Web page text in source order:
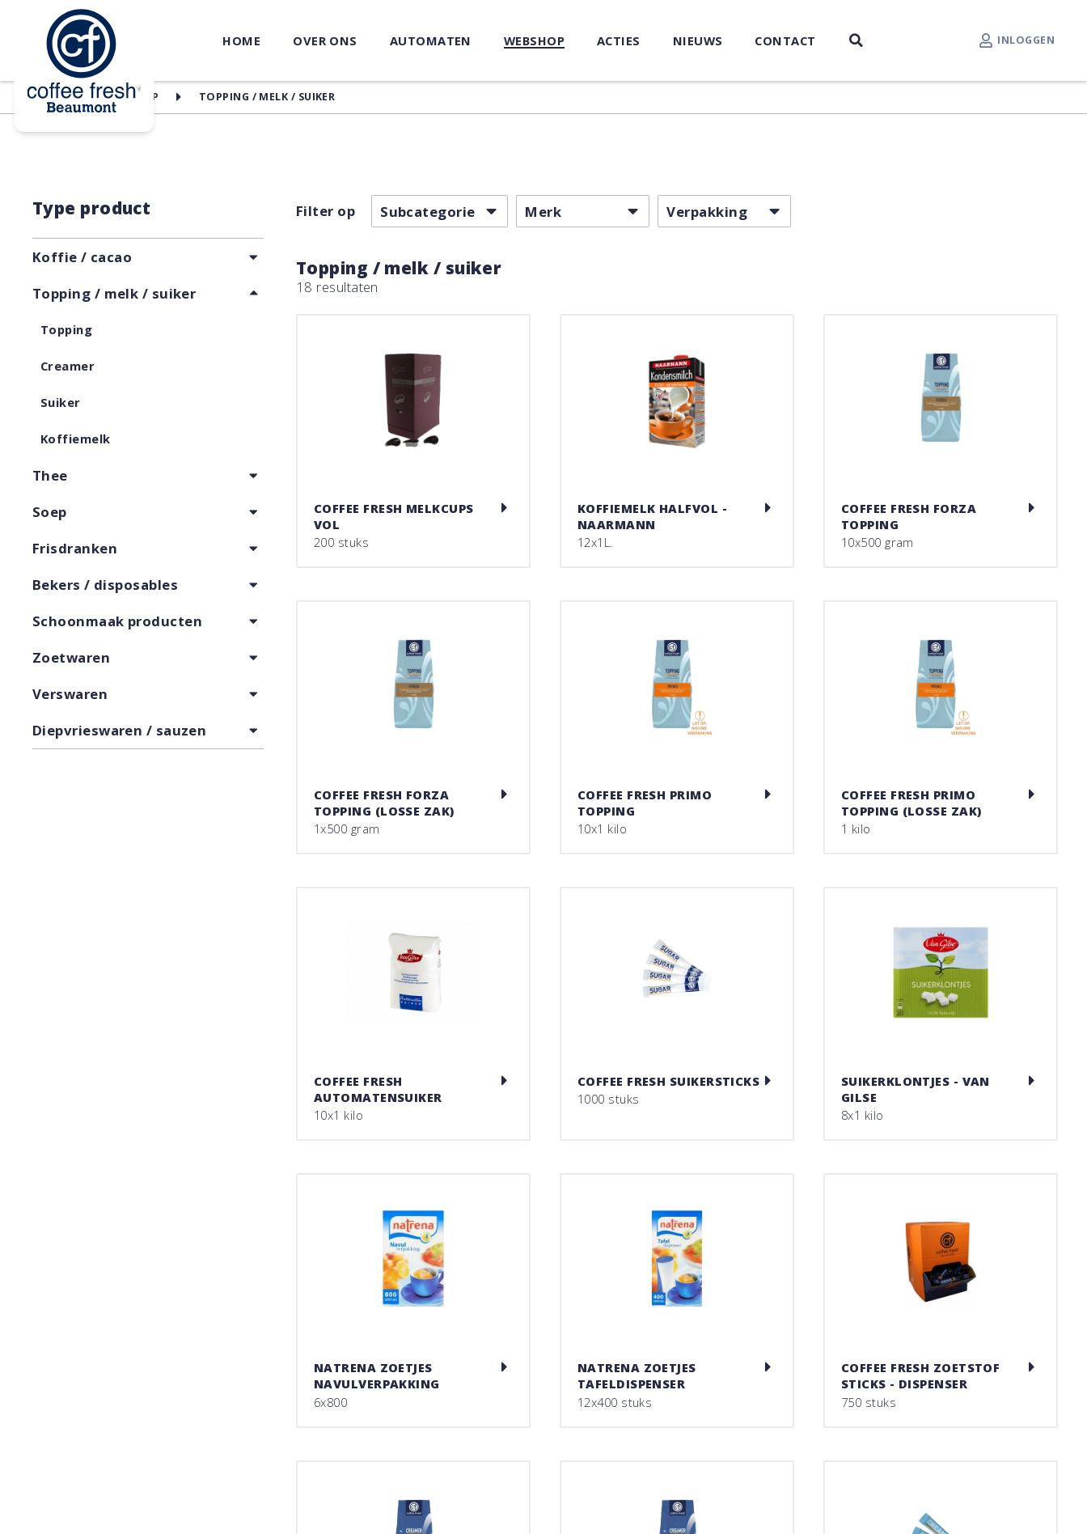
INLOGGEN
HOME OVER ONS AUTOMATEN WEBSHOP ACTIES NIEUWS CONTACT
HOME WEBSHOP TOPPING / MELK / SUIKER
Type product
Koffie / cacao
Topping / melk / suiker
Topping
Creamer
Suiker
Koffiemelk
Thee
Soep
Frisdranken
Bekers / disposables
Schoonmaak producten
Zoetwaren
Verswaren
Diepvrieswaren / sauzen
Filter op Subcategorie Merk Verpakking
Topping / melk / suiker
18 resultaten
COFFEE FRESH MELKCUPS
VOL
200 stuks
KOFFIEMELK HALFVOL -
NAARMANN
12x1L.
COFFEE FRESH FORZA
TOPPING
10x500 gram
COFFEE FRESH FORZA
TOPPING (LOSSE ZAK)
1x500 gram
COFFEE FRESH PRIMO
TOPPING
10x1 kilo
COFFEE FRESH PRIMO
TOPPING (LOSSE ZAK)
1 kilo
COFFEE FRESH
AUTOMATENSUIKER
10x1 kilo
COFFEE FRESH SUIKERSTICKS
1000 stuks
SUIKERKLONTJES - VAN
GILSE
8x1 kilo
NATRENA ZOETJES
NAVULVERPAKKING
6x800
NATRENA ZOETJES
TAFELDISPENSER
12x400 stuks
COFFEE FRESH ZOETSTOF
STICKS - DISPENSER
750 stuks